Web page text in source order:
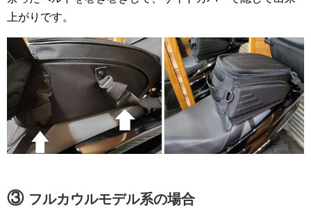
上がりです。
③ フルカウルモデル系の場合